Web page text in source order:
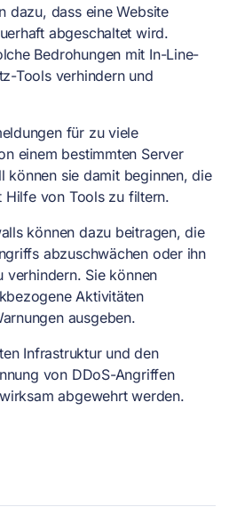
dazu, dass eine Website
abgeschaltet wird.
Bedrohungen mit In-Line-
Tools verhindern und
für zu viele
einem bestimmten Server
können sie damit beginnen, die
Hilfe von Tools zu filtern.
können dazu beitragen, die
abzuschwächen oder ihn
verhindern. Sie können
Aktivitäten
ausgeben.
Infrastruktur und den
von DDoS-Angriffen
abgewehrt werden.